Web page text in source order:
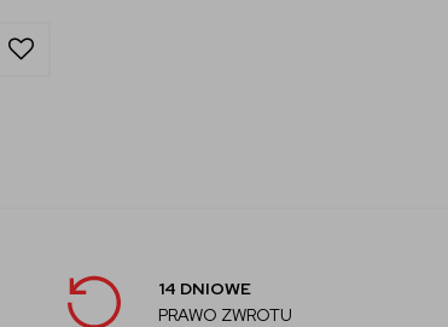
14 DNIOWE
PRAWO ZWROTU